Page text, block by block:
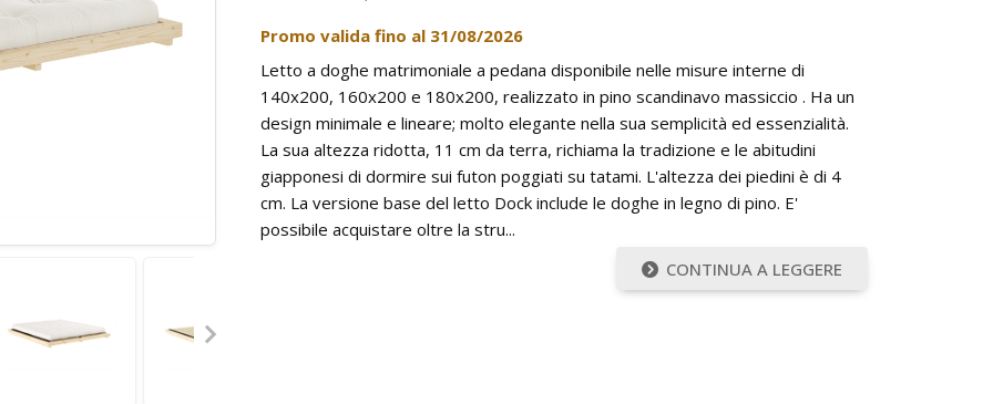
Promo valida fino al 31/08/2026
Letto a doghe matrimoniale a pedana disponibile nelle misure interne di
140x200, 160x200 e 180x200, realizzato in pino scandinavo massiccio . Ha un
design minimale e lineare; molto elegante nella sua semplicità ed essenzialità.
La sua altezza ridotta, 11 cm da terra, richiama la tradizione e le abitudini
giapponesi di dormire sui futon poggiati su tatami. L'altezza dei piedini è di 4
cm. La versione base del letto Dock include le doghe in legno di pino. E'
possibile acquistare oltre la stru...
CONTINUA A LEGGERE